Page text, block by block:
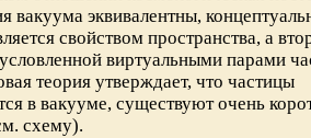
вакуума эквивалентны,
свойством пространства, а
виртуальными парами
теория утверждает, что частицы
в вакууме, существуют очень
схему).